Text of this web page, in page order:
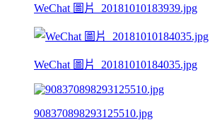
WeChat 圖片_20181010183939.jpg
WeChat 圖片_20181010184035.jpg
908370898293125510.jpg